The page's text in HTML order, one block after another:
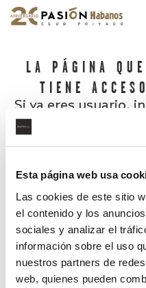
Esta página web usa
Las cookies de este sitio
el contenido y los
sociales y analizar el
información sobre el uso
nuestros partners de
web, quienes pueden
LA PÁGINA
TIENE
Si ya eres usuario,
¿Has olvidado tu contraseña?